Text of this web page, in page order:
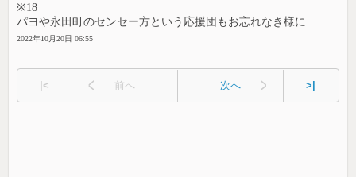
※18
パヨや永田町のセンセー方という応援団もお忘れなき様に
2022年10月20日 06:55
|< 前へ 次へ >|